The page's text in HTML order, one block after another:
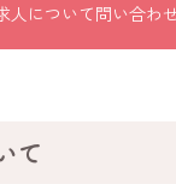
人について問い合わ
て